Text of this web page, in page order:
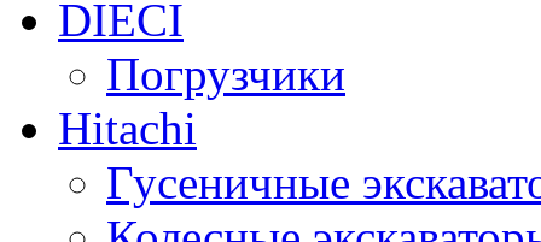
DIECI
Погрузчики
Hitachi
Гусеничные